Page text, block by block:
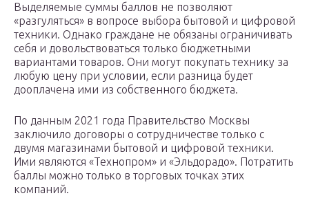
Выделяемые суммы баллов не позволяют
«разгуляться» в вопросе выбора бытовой и цифровой
техники. Однако граждане не обязаны ограничивать
себя и довольствоваться только бюджетными
вариантами товаров. Они могут покупать технику за
любую цену при условии, если разница будет
дооплачена ими из собственного бюджета.
По данным 2021 года Правительство Москвы
заключило договоры о сотрудничестве только с
двумя магазинами бытовой и цифровой техники.
Ими являются «Технопром» и «Эльдорадо». Потратить
баллы можно только в торговых точках этих
компаний.